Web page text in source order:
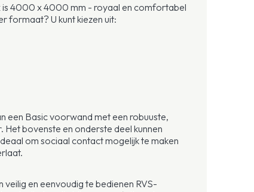
4000 x 4000 mm - royaal en comfortabel
formaat? U kunt kiezen uit:
een Basic voorwand met een robuuste,
bovenste en onderste deel kunnen
om sociaal contact mogelijk te maken
veilig en eenvoudig te bedienen RVS-